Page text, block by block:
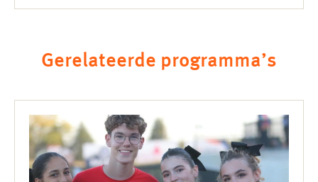
Gerelateerde programma’s